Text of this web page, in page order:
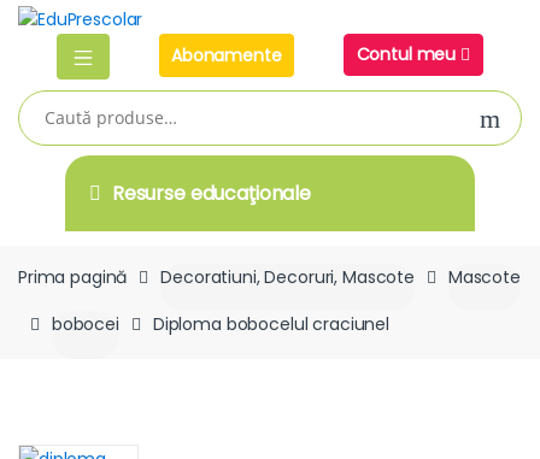
Skip
navigation
Skip
Abonamente
Contul meu
Caută
după:
Resurse educaţionale
Prima pagină Decoratiuni, Decoruri, Mascote
Mascote
bobocei
Diploma bobocelul craciunel